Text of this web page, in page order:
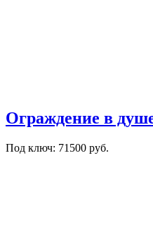
Ограждение в
Под ключ: 71500 руб.